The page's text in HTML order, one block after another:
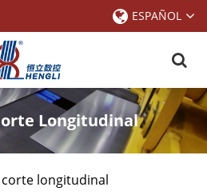
ESPAÑOL
Longitudinal
corte longitudinal